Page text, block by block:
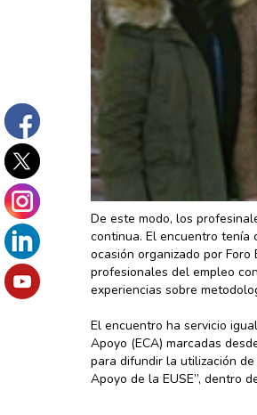
De este modo, los
continua. El encuentro tenía
ocasión organizado por Foro
profesionales del empleo
experiencias sobre
El encuentro ha servicio
Apoyo (ECA) marcadas
para difundir la utilización
Apoyo de la EUSE”, dentro